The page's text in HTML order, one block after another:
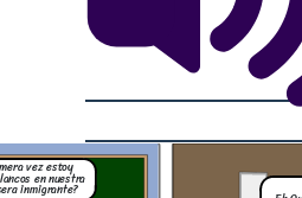
Tarea
vez estoy
en nuestra
que sera inmigrante?